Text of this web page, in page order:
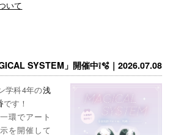
いて
SYSTEM」開催中❕🫧｜2026.07.08
学科4年の浅
です！
環でアート
を開催して